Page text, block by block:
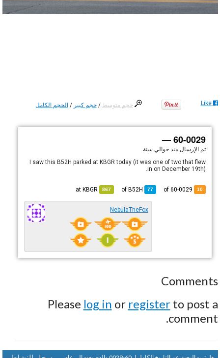
حجم متوسط /حجم كبير /الحجم الكامل Like
60-0029 —
تم الإرسالمنذ حوالي سنة
I saw this B52H parked at KBGR today (it was one of two that flew
in on December 19th).
10
77
B52H
867
KBGR
NebulaTheFox
Comments
Please log in or registerto post a
comment.